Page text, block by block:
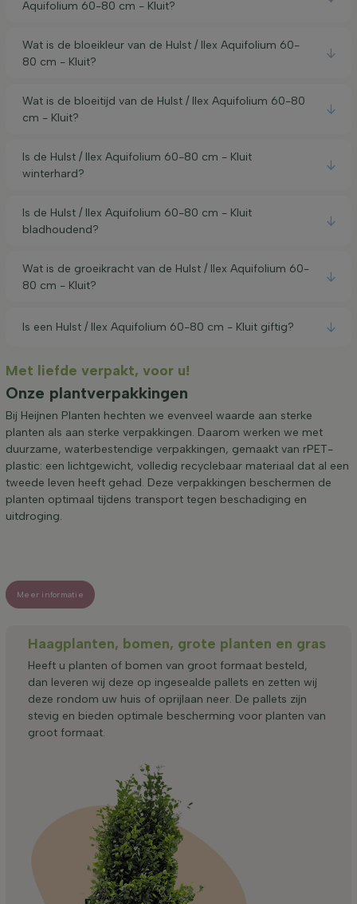
Aquifolium 60-80 cm - Kluit?
Wat is de bloeikleur van de Hulst / Ilex Aquifolium 60-
80 cm - Kluit?
Wat is de bloeitijd van de Hulst / Ilex Aquifolium 60-80
cm - Kluit?
Is de Hulst / Ilex Aquifolium 60-80 cm - Kluit
winterhard?
Is de Hulst / Ilex Aquifolium 60-80 cm - Kluit
bladhoudend?
Wat is de groeikracht van de Hulst / Ilex Aquifolium 60-
80 cm - Kluit?
Is een Hulst / Ilex Aquifolium 60-80 cm - Kluit giftig?
Met liefde verpakt, voor u!
Onze plantverpakkingen
Bij Heijnen Planten hechten we evenveel waarde aan sterke
planten als aan sterke verpakkingen. Daarom werken we met
duurzame, waterbestendige verpakkingen, gemaakt van rPET-
plastic: een lichtgewicht, volledig recyclebaar materiaal dat al een
tweede leven heeft gehad. Deze verpakkingen beschermen de
planten optimaal tijdens transport tegen beschadiging en
uitdroging.
Meer informatie
Haagplanten, bomen, grote planten en gras
Heeft u planten of bomen van groot formaat besteld,
dan leveren wij deze op ingesealde pallets en zetten wij
deze rondom uw huis of oprijlaan neer. De pallets zijn
stevig en bieden optimale bescherming voor planten van
groot formaat.